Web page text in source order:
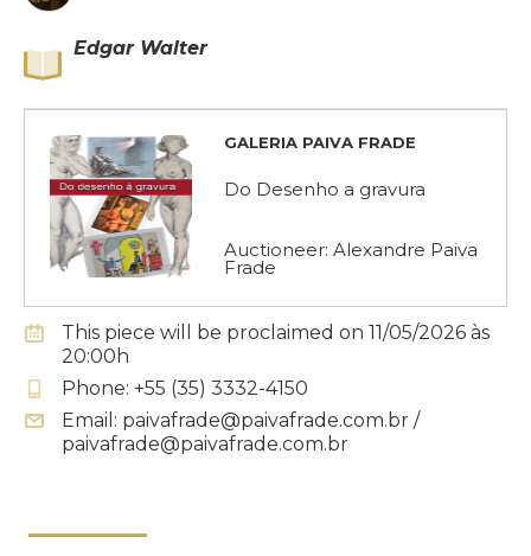
Edgar Walter
GALERIA PAIVA FRADE
Do Desenho a gravura
Auctioneer: Alexandre Paiva
Frade
This piece will be proclaimed on 11/05/2026 às
20:00h
Phone: +55 (35) 3332-4150
Email: paivafrade@paivafrade.com.br /
paivafrade@paivafrade.com.br